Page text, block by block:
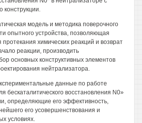
конструкции.
модель и методика поверочного
опытного устройства, позволяющая
протекания химических реакций и возврат
реакции, производить
основных конструктивных элементов
нейтрализатора.
данные по работе
бескаталитического восстановления N0»
определяющие его эффективность,
его усовершенствования и
условиях.